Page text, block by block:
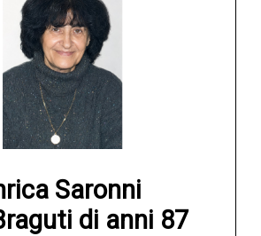
Saronni
di anni 87